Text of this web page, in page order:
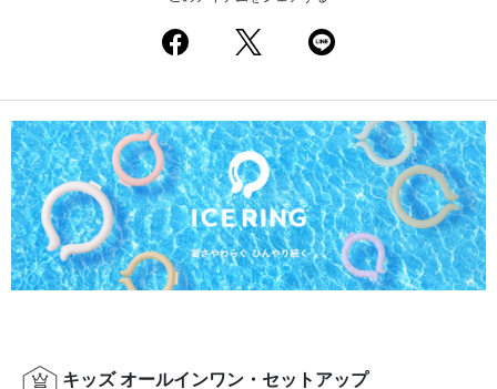
キッズ オールインワン・セットアップ